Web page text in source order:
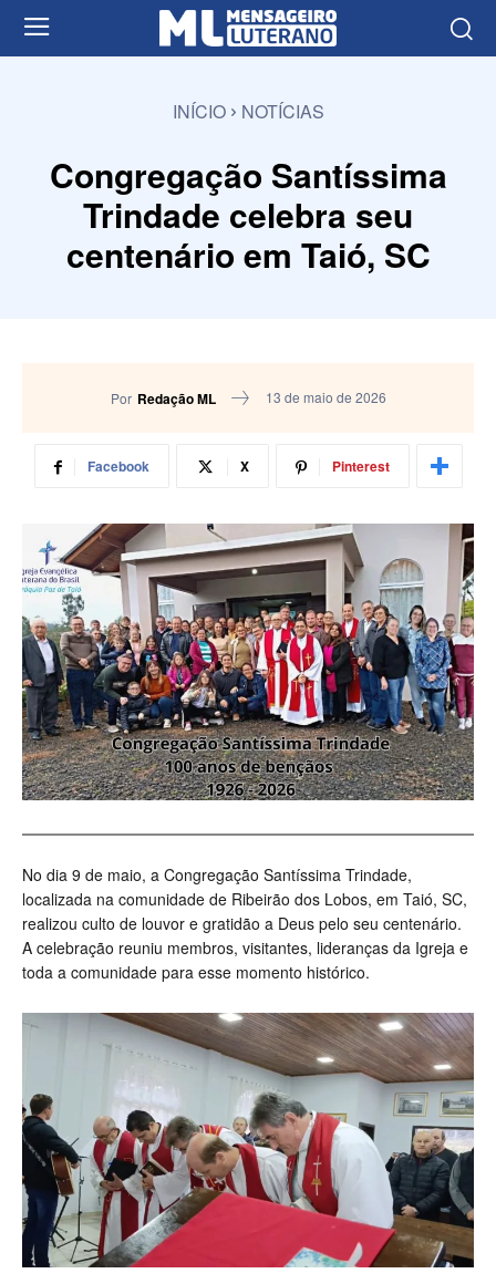
INÍCIO NOTÍCIAS
Congregação Santíssima
Trindade celebra seu
centenário em Taió, SC
Por Redação ML 13 de maio de 2026
Facebook X Pinterest
No dia 9 de maio, a Congregação Santíssima Trindade,
localizada na comunidade de Ribeirão dos Lobos, em Taió, SC,
realizou culto de louvor e gratidão a Deus pelo seu centenário.
A celebração reuniu membros, visitantes, lideranças da Igreja e
toda a comunidade para esse momento histórico.